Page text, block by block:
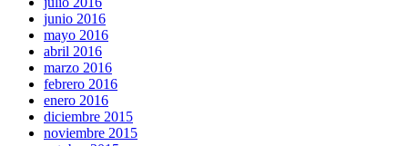
junio 2016
mayo 2016
abril 2016
marzo 2016
febrero 2016
enero 2016
diciembre 2015
noviembre 2015